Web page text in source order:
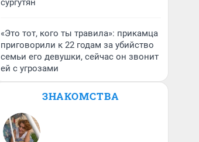
сургутян
«Это тот, кого ты травила»: прикамца
приговорили к 22 годам за убийство
семьи его девушки, сейчас он звонит
ей с угрозами
ЗНАКОМСТВА